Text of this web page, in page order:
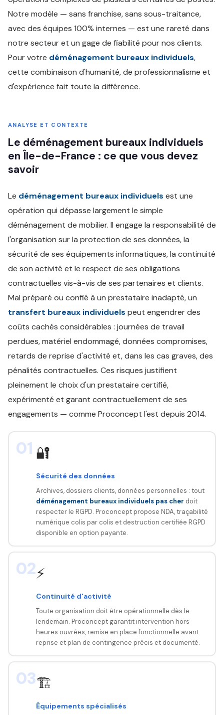
Notre modèle — sans franchise, sans sous-traitance,
avec des équipes 100% internes — est une rareté dans
notre secteur et un gage de fiabilité pour nos clients.
Pour votre déménagement bureaux individuels,
cette combinaison d'humanité, de professionnalisme et
d'expérience fait toute la différence.
ANALYSE ET CONTEXTE
Le déménagement bureaux individuels
en Île-de-France : ce que vous devez
savoir
Le déménagement bureaux individuels est une
opération qui dépasse largement le simple
déménagement de mobilier. Il engage la responsabilité de
l'organisation sur la protection de ses données, la
sécurité de ses équipements informatiques, la continuité
de son activité et le respect de ses obligations
contractuelles vis-à-vis de ses partenaires et clients.
Mal préparé ou confié à un prestataire inadapté, un
transfert bureaux individuels peut engendrer des
coûts cachés considérables : journées de travail
perdues, matériel endommagé, données compromises,
retards de reprise d'activité et, dans les cas graves, des
pénalités contractuelles. Ces risques justifient
pleinement le choix d'un prestataire certifié,
expérimenté et garant contractuellement de ses
engagements — comme Proconcept l'est depuis 2014.
01 🔐
Sécurité des données
Archives, dossiers clients, données personnelles : tout
déménagement bureaux individuels pas cher doit
respecter le RGPD. Proconcept propose NDA, traçabilité
numérique colis par colis et destruction certifiée RGPD
disponible en option payante.
02⚡
Continuité d'activité
Toute organisation doit être opérationnelle dès le
lendemain. Proconcept garantit intervention hors
heures ouvrées, remise en place fonctionnelle avant
reprise et plan de contingence précis et documenté.
03🏗️
Équipements spécialisés